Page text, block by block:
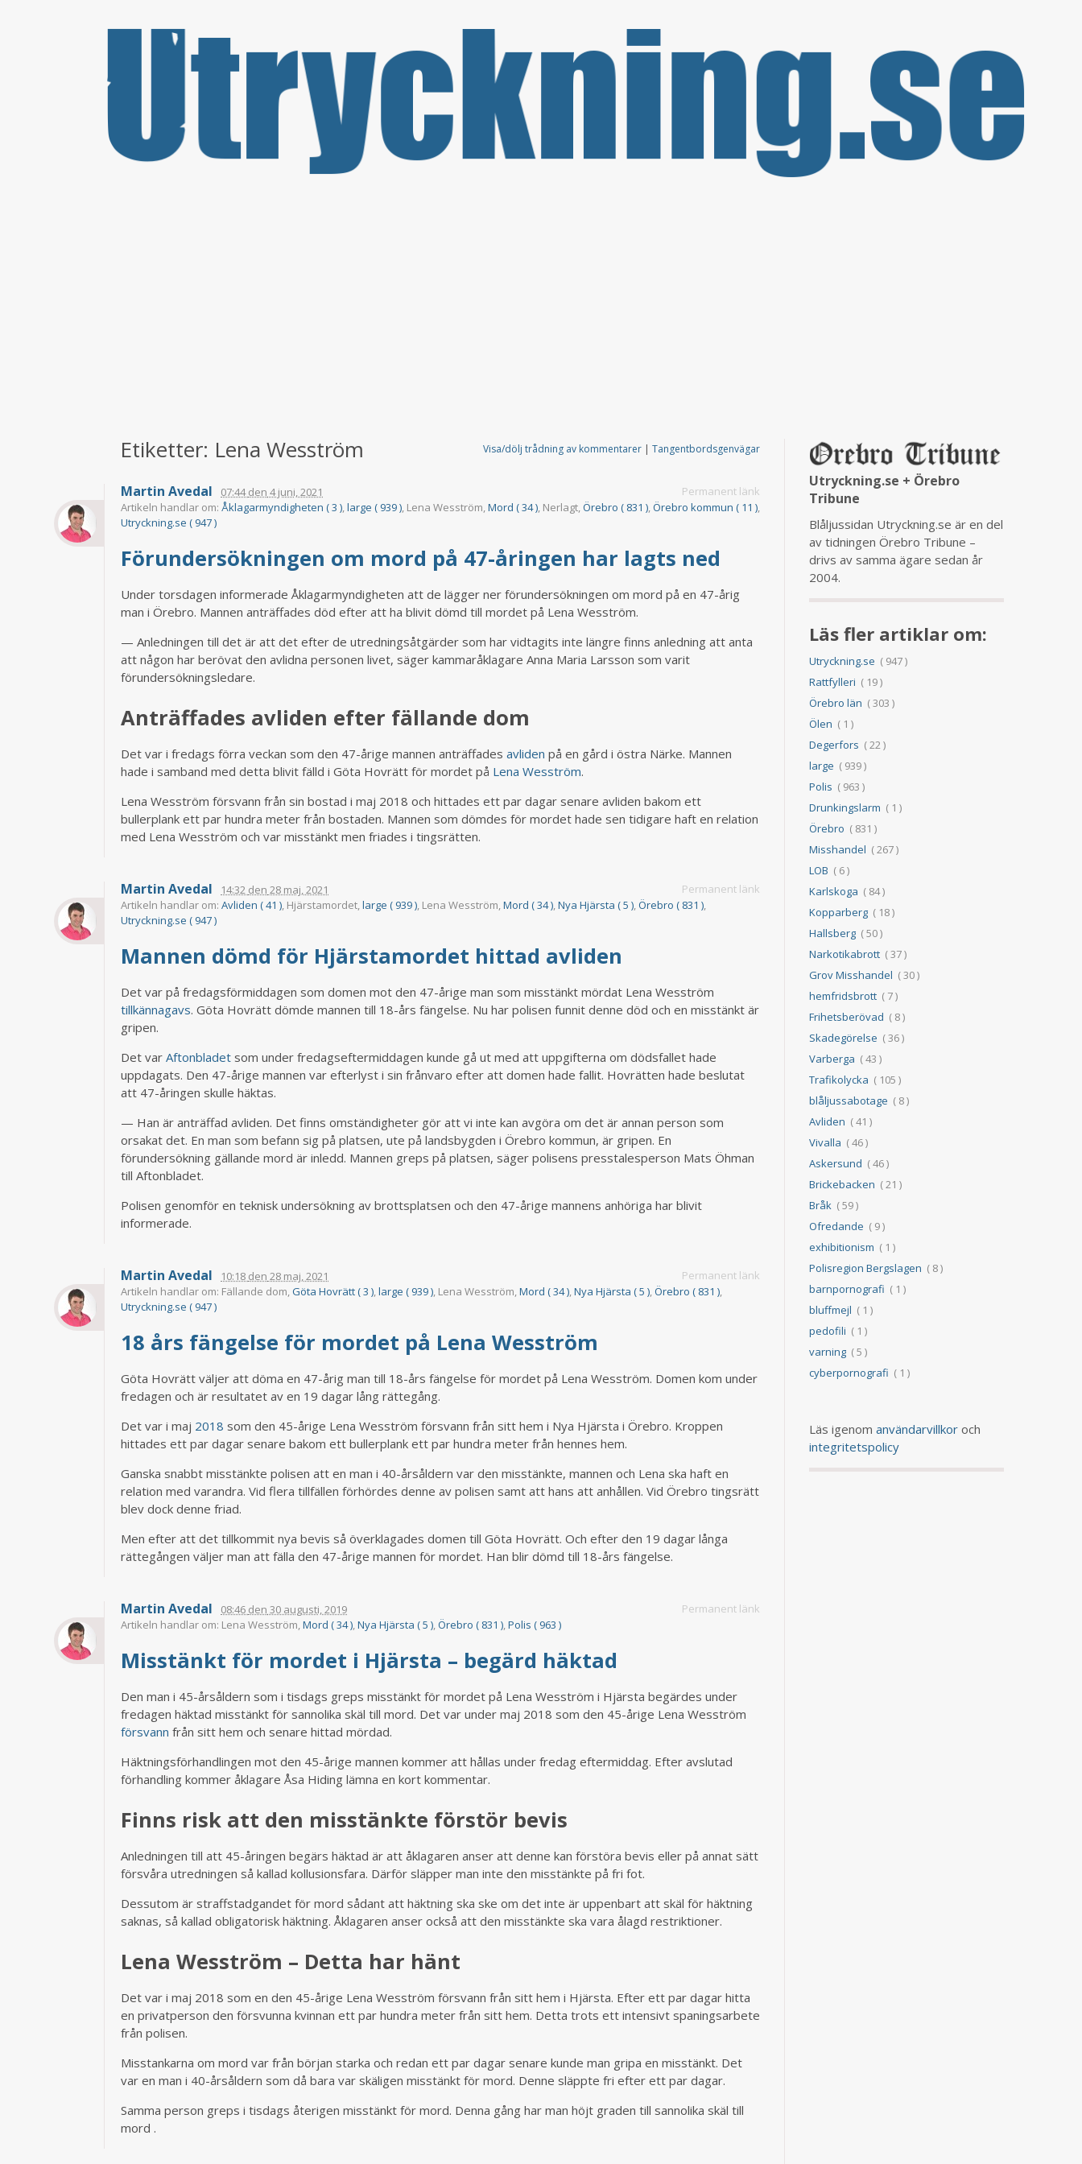
Etiketter: Lena Wesström Visa/dölj trådning av kommentarer |Tangentbordsgenvägar
Martin Avedal 07:44den 4 juni, 2021
Permanent länk
Artikeln handlar om:Åklagarmyndigheten ( 3 ),large ( 939 ), Lena Wesström,Mord ( 34 ), Nerlagt,Örebro ( 831 ),Örebro kommun ( 11 ),
Utryckning.se ( 947 )
Förundersökningen om mord på 47-åringen har lagts ned
Under torsdagen informerade Åklagarmyndigheten att de lägger ner förundersökningen om mord på en 47-årig
man i Örebro. Mannen anträffades död efter att ha blivit dömd till mordet på Lena Wesström.
— Anledningen till det är att det efter de utredningsåtgärder som har vidtagits inte längre finns anledning att anta
att någon har berövat den avlidna personen livet, säger kammaråklagare Anna Maria Larsson som varit
förundersökningsledare.
Anträffades avliden efter fällande dom
Det var i fredags förra veckan som den 47-årige mannen anträffadesavliden på en gård i östra Närke. Mannen
hade i samband med detta blivit fälld i Göta Hovrätt för mordet på Lena Wesström.
Lena Wesström försvann från sin bostad i maj 2018 och hittades ett par dagar senare avliden bakom ett
bullerplank ett par hundra meter från bostaden. Mannen som dömdes för mordet hade sen tidigare haft en relation
med Lena Wesström och var misstänkt men friades i tingsrätten.
Martin Avedal 14:32 den 28 maj, 2021
Permanent länk
Artikeln handlar om:Avliden ( 41 ), Hjärstamordet,large ( 939 ), Lena Wesström,Mord ( 34 ),Nya Hjärsta ( 5 ),Örebro ( 831 ),
Utryckning.se ( 947 )
Mannen dömd för Hjärstamordet hittad avliden
Det var på fredagsförmiddagen som domen mot den 47-årige man som misstänkt mördat Lena Wesström
tillkännagavs. Göta Hovrätt dömde mannen till 18-års fängelse. Nu har polisen funnit denne död och en misstänkt är
gripen.
Det varAftonbladet som under fredagseftermiddagen kunde gå ut med att uppgifterna om dödsfallet hade
uppdagats. Den 47-årige mannen var efterlyst i sin frånvaro efter att domen hade fallit. Hovrätten hade beslutat
att 47-åringen skulle häktas.
— Han är anträffad avliden. Det finns omständigheter gör att vi inte kan avgöra om det är annan person som
orsakat det. En man som befann sig på platsen, ute på landsbygden i Örebro kommun, är gripen. En
förundersökning gällande mord är inledd. Mannen greps på platsen, säger polisens presstalesperson Mats Öhman
till Aftonbladet.
Polisen genomför en teknisk undersökning av brottsplatsen och den 47-årige mannens anhöriga har blivit
informerade.
Martin Avedal 10:18 den 28 maj, 2021
Permanent länk
Artikeln handlar om: Fällande dom,Göta Hovrätt ( 3 ),large ( 939 ), Lena Wesström,Mord ( 34 ),Nya Hjärsta ( 5 ),Örebro ( 831 ),
Utryckning.se ( 947 )
18 års fängelse för mordet på Lena Wesström
Göta Hovrätt väljer att döma en 47-årig man till 18-års fängelse för mordet på Lena Wesström. Domen kom under
fredagen och är resultatet av en 19 dagar lång rättegång.
Det var i maj 2018 som den 45-årige Lena Wesström försvann från sitt hem i Nya Hjärsta i Örebro. Kroppen
hittades ett par dagar senare bakom ett bullerplank ett par hundra meter från hennes hem.
Ganska snabbt misstänkte polisen att en man i 40-årsåldern var den misstänkte, mannen och Lena ska haft en
relation med varandra. Vid flera tillfällen förhördes denne av polisen samt att hans att anhållen. Vid Örebro tingsrätt
blev dock denne friad.
Men efter att det tillkommit nya bevis så överklagades domen till Göta Hovrätt. Och efter den 19 dagar långa
rättegången väljer man att fälla den 47-årige mannen för mordet. Han blir dömd till 18-års fängelse.
Martin Avedal 08:46 den 30 augusti, 2019
Permanent länk
Artikeln handlar om: Lena Wesström,Mord ( 34 ),Nya Hjärsta ( 5 ),Örebro ( 831 ),Polis ( 963 )
Misstänkt för mordet i Hjärsta – begärd häktad
Den man i 45-årsåldern som i tisdags greps misstänkt för mordet på Lena Wesström i Hjärsta begärdes under
fredagen häktad misstänkt för sannolika skäl till mord. Det var under maj 2018 som den 45-årige Lena Wesström
försvann från sitt hem och senare hittad mördad.
Häktningsförhandlingen mot den 45-årige mannen kommer att hållas under fredag eftermiddag. Efter avslutad
förhandling kommer åklagare Åsa Hiding lämna en kort kommentar.
Finns risk att den misstänkte förstör bevis
Anledningen till att 45-åringen begärs häktad är att åklagaren anser att denne kan förstöra bevis eller på annat sätt
försvåra utredningen så kallad kollusionsfara. Därför släpper man inte den misstänkte på fri fot.
Dessutom är straffstadgandet för mord sådant att häktning ska ske om det inte är uppenbart att skäl för häktning
saknas, så kallad obligatorisk häktning. Åklagaren anser också att den misstänkte ska vara ålagd restriktioner.
Lena Wesström – Detta har hänt
Det var i maj 2018 som en den 45-årige Lena Wesström försvann från sitt hem i Hjärsta. Efter ett par dagar hitta
en privatperson den försvunna kvinnan ett par hundra meter från sitt hem. Detta trots ett intensivt spaningsarbete
från polisen.
Misstankarna om mord var från början starka och redan ett par dagar senare kunde man gripa en misstänkt. Det
var en man i 40-årsåldern som då bara var skäligen misstänkt för mord. Denne släppte fri efter ett par dagar.
Samma person greps i tisdags återigen misstänkt för mord. Denna gång har man höjt graden till sannolika skäl till
mord .
Utryckning.se + Örebro
Tribune
Blåljussidan Utryckning.se är en del
av tidningen Örebro Tribune –
drivs av samma ägare sedan år
2004.
Läs fler artiklar om:
Utryckning.se ( 947 )
Rattfylleri ( 19 )
Örebro län ( 303 )
Ölen ( 1 )
Degerfors ( 22 )
large ( 939 )
Polis ( 963 )
Drunkingslarm ( 1 )
Örebro ( 831 )
Misshandel ( 267 )
LOB ( 6 )
Karlskoga ( 84 )
Kopparberg( 18 )
Hallsberg( 50 )
Narkotikabrott( 37 )
Grov Misshandel ( 30 )
hemfridsbrott( 7 )
Frihetsberövad ( 8 )
Skadegörelse ( 36 )
Varberga ( 43 )
Trafikolycka ( 105 )
blåljussabotage ( 8 )
Avliden ( 41 )
Vivalla ( 46 )
Askersund ( 46 )
Brickebacken ( 21 )
Bråk( 59 )
Ofredande ( 9 )
exhibitionism ( 1 )
Polisregion Bergslagen ( 8 )
barnpornografi ( 1 )
bluffmejl ( 1 )
pedofili ( 1 )
varning( 5 )
cyberpornografi ( 1 )
Läs igenom användarvillkoroch
integritetspolicy